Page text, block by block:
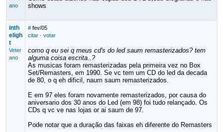
ano
shows
inth
eligh
t
Veter
ano
# fev/05
citar· votar
como q eu sei q meus cd's do led saum remasterizados? tem
alguma coisa escrita..?
As musicas foram remasterizadas pela primeira vez no Box
Set/Remasters, em 1990. Se vc tem um CD do led da decada
de 80, o q eh dificil, naum saum remasterizados.
E em 97 eles foram novamente remasterizados, por causa do
aniversario dos 30 anos do Led (em 98) foi tudo relançado. Os
CDs q vc ve nas lojas or ai saum de 97.
Pode notar que a duração das faixas eh diferente do Remasters